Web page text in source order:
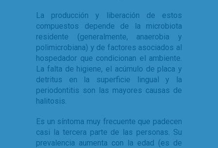
La producción y liberación de estos
compuestos depende de la microbiota
residente (generalmente, anaerobia y
polimicrobiana) y de factores asociados al
hospedador que condicionan el ambiente.
La falta de higiene, el acúmulo de placa y
detritus en la superficie lingual y la
periodontitis son las mayores causas de
halitosis.
Es un síntoma muy frecuente que padecen
casi la tercera parte de las personas. Su
prevalencia aumenta con la edad (es de